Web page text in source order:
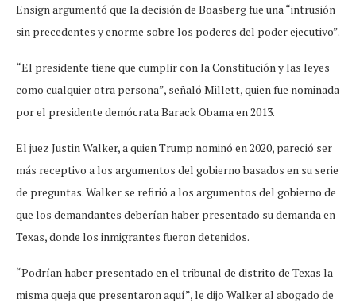
Ensign argumentó que la decisión de Boasberg fue una “intrusión
sin precedentes y enorme sobre los poderes del poder ejecutivo”.
“El presidente tiene que cumplir con la Constitución y las leyes
como cualquier otra persona”, señaló Millett, quien fue nominada
por el presidente demócrata Barack Obama en 2013.
El juez Justin Walker, a quien Trump nominó en 2020, pareció ser
más receptivo a los argumentos del gobierno basados en su serie
de preguntas. Walker se refirió a los argumentos del gobierno de
que los demandantes deberían haber presentado su demanda en
Texas, donde los inmigrantes fueron detenidos.
“Podrían haber presentado en el tribunal de distrito de Texas la
misma queja que presentaron aquí”, le dijo Walker al abogado de